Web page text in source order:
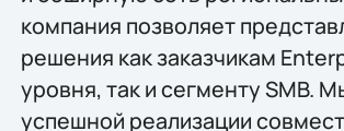
компания позволяет
решения как заказчикам
уровня, так и сегменту SMB.
успешной реализации